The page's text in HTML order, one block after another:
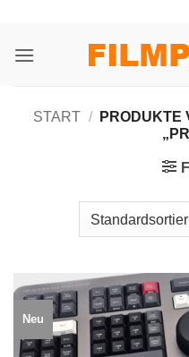
springen
START /
PRODUKTE
Neu